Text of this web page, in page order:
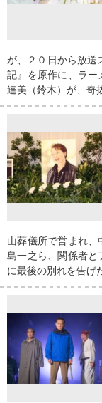
が、２０日から放
記』を原作に、ラー
達美（鈴木）が、奇
山葬儀所で営まれ
島一之ら、関係者と
に最後の別れを告